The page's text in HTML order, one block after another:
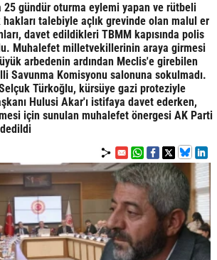
25 gündür oturma eylemi yapan ve rütbeli
talebiyle açlık grevinde olan malul er
davet edildikleri TBMM kapısında polis
Muhalefet milletvekillerinin araya girmesi
arbedenin ardından Meclis'e girebilen
Savunma Komisyonu salonuna sokulmadı.
Türkoğlu, kürsüye gazi proteziyle
Hulusi Akar'ı istifaya davet ederken,
için sunulan muhalefet önergesi AK Parti